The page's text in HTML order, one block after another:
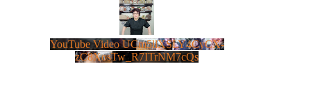
YouTube Video UCm5llXSLY4CyCX-
zC8XosTw_R7ITrNM7cQs